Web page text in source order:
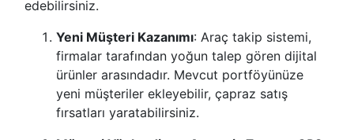
edebilirsiniz.
Yeni Müşteri Kazanımı: Araç takip sistemi,
firmalar tarafından yoğun talep gören dijital
ürünler arasındadır. Mevcut portföyünüze
yeni müşteriler ekleyebilir, çapraz satış
fırsatları yaratabilirsiniz.